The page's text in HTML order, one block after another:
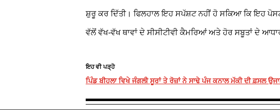
ਸ਼ੁਰੂ ਕਰ ਦਿੱਤੀ। ਫਿਲਹਾਲ ਇਹ ਸਪੱਸ਼ਟ ਨਹੀਂ ਹੋ ਸਕਿਆ ਕਿ ਇਹ
ਵੱਲੋਂ ਵੱਖ-ਵੱਖ ਥਾਵਾਂ ਦੇ ਸੀਸੀਟੀਵੀ ਕੈਮਰਿਆਂ ਅਤੇ ਹੋਰ ਸਬੂਤਾਂ ਦੇ ਆਧਾਰ
ਇਹ ਵੀ ਪੜ੍ਹੋ
ਪਿੰਡ ਬੀਹਲਾ ਵਿਖੇ ਜੰਗਲੀ ਸੂਰਾਂ ਤੇ ਰੋਜ਼ਾਂ ਨੇ ਸਾਢੇ ਪੰਜ ਕਨਾਲ ਮੱਕੀ ਦੀ ਫ਼ਸਲ